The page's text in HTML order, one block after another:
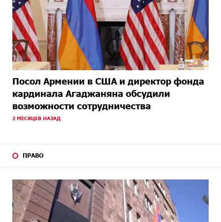
Посол Армении в США и директор фонда
кардинала Агаджаняна обсудили
возможности сотрудничества
2 МЕСЯЦЕВ НАЗАД
ПРАВО